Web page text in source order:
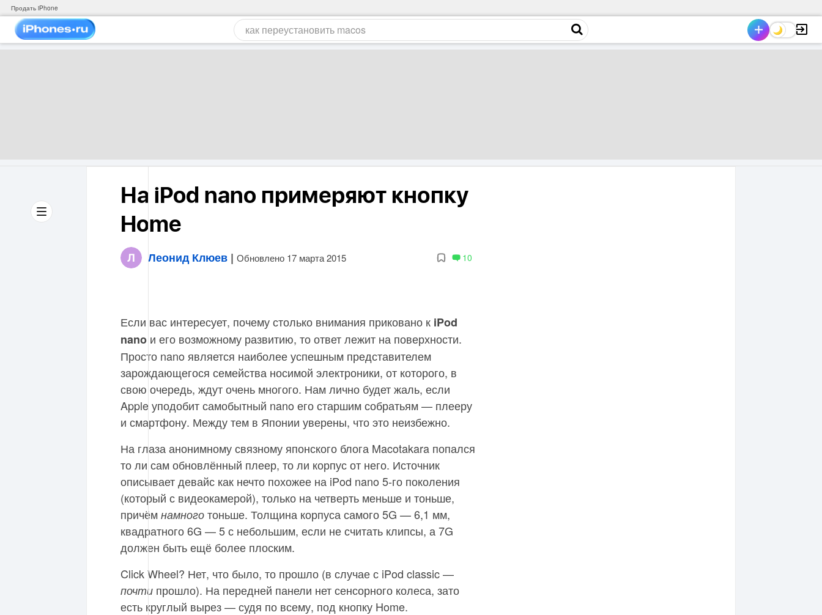
Продать iPhone
На iPod nano примеряют кнопку
Home
Леонид Клюев | Обновлено 17 марта 2015 10
Если вас интересует, почему столько внимания приковано к iPod
nano и его возможному развитию, то ответ лежит на поверхности.
Просто nano является наиболее успешным представителем
зарождающегося семейства носимой электроники, от которого, в
свою очередь, ждут очень многого. Нам лично будет жаль, если
Apple уподобит самобытный nano его старшим собратьям — плееру
и смартфону. Между тем в Японии уверены, что это неизбежно.
На глаза анонимному связному японского блога Macotakara попался
то ли сам обновлённый плеер, то ли корпус от него. Источник
описывает девайс как нечто похожее на iPod nano 5-го поколения
(который с видеокамерой), только на четверть меньше и тоньше,
причём намного тоньше. Толщина корпуса самого 5G — 6,1 мм,
квадратного 6G — 5 с небольшим, если не считать клипсы, а 7G
должен быть ещё более плоским.
Click Wheel? Нет, что было, то прошло (в случае с iPod classic —
почти прошло). На передней панели нет сенсорного колеса, зато
есть круглый вырез — судя по всему, под кнопку Home.